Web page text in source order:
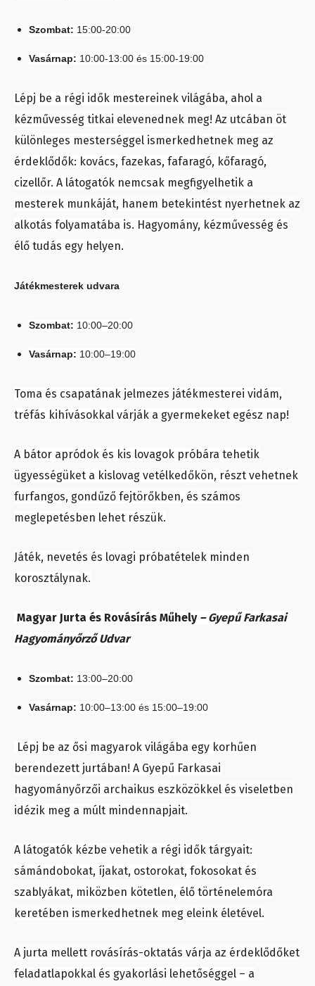
Szombat: 15:00-20:00
Vasárnap: 10:00-13:00 és 15:00-19:00
Lépj be a régi idők mestereinek világába, ahol a
kézművesség titkai elevenednek meg! Az utcában öt
különleges mesterséggel ismerkedhetnek meg az
érdeklődők: kovács, fazekas, fafaragó, kőfaragó,
cizellőr. A látogatók nemcsak megfigyelhetik a
mesterek munkáját, hanem betekintést nyerhetnek az
alkotás folyamatába is. Hagyomány, kézművesség és
élő tudás egy helyen.
Játékmesterek udvara
Szombat: 10:00–20:00
Vasárnap: 10:00–19:00
Toma és csapatának jelmezes játékmesterei vidám,
tréfás kihívásokkal várják a gyermekeket egész nap!
A bátor apródok és kis lovagok próbára tehetik
ügyességüket a kislovag vetélkedőkön, részt vehetnek
furfangos, gondűző fejtörőkben, és számos
meglepetésben lehet részük.
Játék, nevetés és lovagi próbatételek minden
korosztálynak.
Magyar Jurta és Rovásírás Műhely –Gyepű Farkasai
Hagyományőrző Udvar
Szombat: 13:00–20:00
Vasárnap: 10:00–13:00 és 15:00–19:00
Lépj be az ősi magyarok világába egy korhűen
berendezett jurtában! A Gyepű Farkasai
hagyományőrzői archaikus eszközökkel és viseletben
idézik meg a múlt mindennapjait.
A látogatók kézbe vehetik a régi idők tárgyait:
sámándobokat, íjakat, ostorokat, fokosokat és
szablyákat, miközben kötetlen, élő történelemóra
keretében ismerkedhetnek meg eleink életével.
A jurta mellett rovásírás-oktatás várja az érdeklődőket
feladatlapokkal és gyakorlási lehetőséggel – a